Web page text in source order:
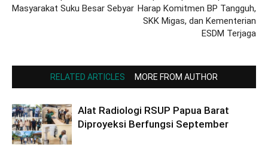
Masyarakat Suku Besar Sebyar Harap Komitmen BP Tangguh,
SKK Migas, dan Kementerian
ESDM Terjaga
RELATED ARTICLES MORE FROM AUTHOR
Alat Radiologi RSUP Papua Barat
Diproyeksi Berfungsi September